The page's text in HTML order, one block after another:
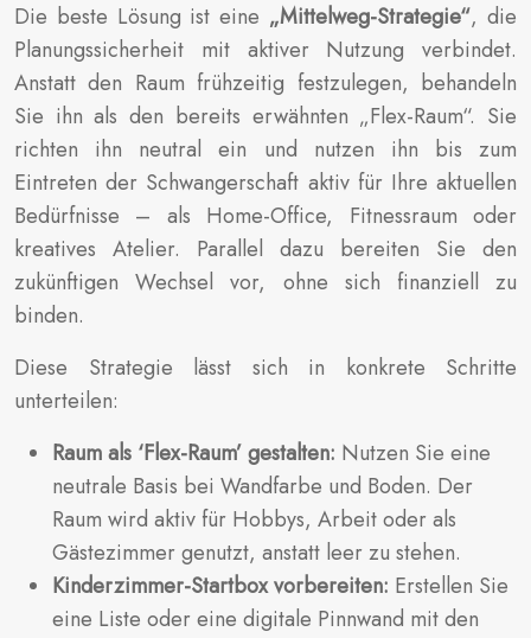
Die beste Lösung ist eine „Mittelweg-Strategie“, die
Planungssicherheit mit aktiver Nutzung verbindet.
Anstatt den Raum frühzeitig festzulegen, behandeln
Sie ihn als den bereits erwähnten „Flex-Raum“. Sie
richten ihn neutral ein und nutzen ihn bis zum
Eintreten der Schwangerschaft aktiv für Ihre aktuellen
Bedürfnisse – als Home-Office, Fitnessraum oder
kreatives Atelier. Parallel dazu bereiten Sie den
zukünftigen Wechsel vor, ohne sich finanziell zu
binden.
Diese Strategie lässt sich in konkrete Schritte
unterteilen:
Raum als ‘Flex-Raum’ gestalten: Nutzen Sie eine
neutrale Basis bei Wandfarbe und Boden. Der
Raum wird aktiv für Hobbys, Arbeit oder als
Gästezimmer genutzt, anstatt leer zu stehen.
Kinderzimmer-Startbox vorbereiten: Erstellen Sie
eine Liste oder eine digitale Pinnwand mit den